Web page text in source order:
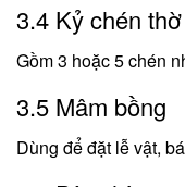
3.4 Kỷ chén thờ
Gồm 3 hoặc 5 chén
3.5 Mâm bồng
Dùng để đặt lễ vật,